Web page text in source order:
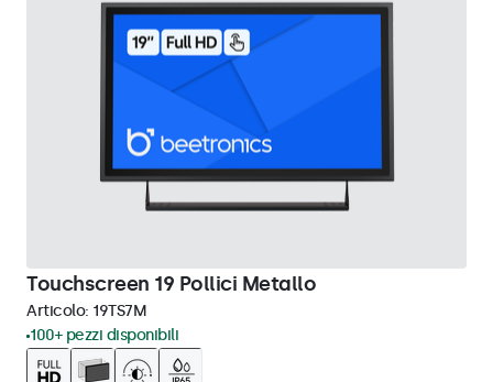
Touchscreen 19 Pollici Metallo
Articolo: 19TS7M
100+ pezzi disponibili